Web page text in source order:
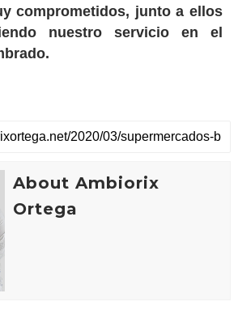
comprometidos, junto a ellos
nuestro servicio en el
About Ambiorix
Ortega